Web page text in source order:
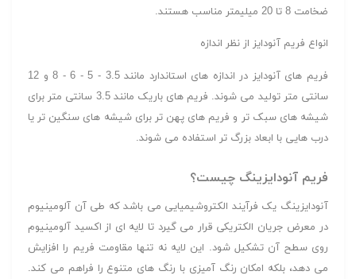
ضخامت 8 تا 20 میلیمتر مناسب هستند.
انواع فریم آنودایز از نظر اندازه
فریم های آنودایز در اندازه های استاندارد مانند 3.5 - 5 - 6 - 8 و 12
سانتی متر تولید می شوند. فریم های باریک مانند 3.5 سانتی متر برای
شیشه های سبک تر و فریم های پهن تر برای شیشه های سنگین تر یا
درب هایی با ابعاد بزرگ تر استفاده می شوند.
فریم آنودایزینگ چیست؟
آنودایزینگ یک فرآیند الکتروشیمیایی می باشد که طی آن آلومینیوم
در معرض جریان الکتریکی قرار می گیرد تا لایه ای از اکسید آلومینیوم
روی سطح آن تشکیل شود. این لایه نه تنها مقاومت فریم را افزایش
می دهد، بلکه امکان رنگ آمیزی با رنگ های متنوع را فراهم می کند.